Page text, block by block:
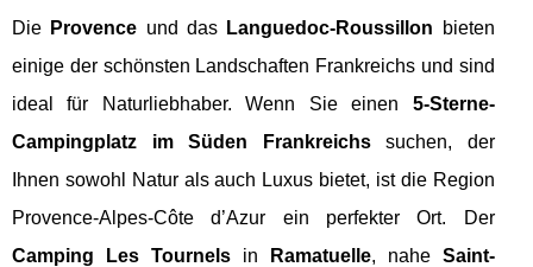
Die Provence und das Languedoc-Roussillon bieten
einige der schönsten Landschaften Frankreichs und sind
ideal für Naturliebhaber. Wenn Sie einen 5-Sterne-
Campingplatz im Süden Frankreichssuchen, der
Ihnen sowohl Natur als auch Luxus bietet, ist die Region
Provence-Alpes-Côte d’Azur ein perfekter Ort. Der
Camping Les Tournelsin Ramatuelle, nahe Saint-